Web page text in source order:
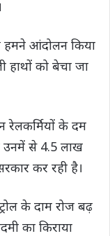
आंदोलन किया
हाथों को बेचा जा
रेलकर्मियों के दम
उनमें से 4.5 लाख
कर रही है।
के दाम रोज बढ़
का किराया